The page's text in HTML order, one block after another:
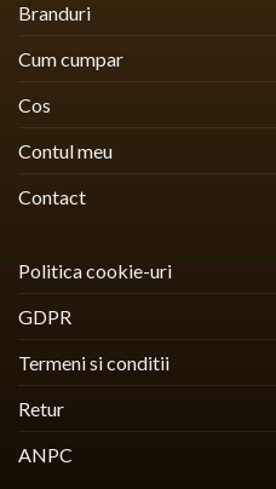
Branduri
Cum cumpar
Cos
Contul meu
Contact
Politica cookie-uri
GDPR
Termeni si conditii
Retur
ANPC